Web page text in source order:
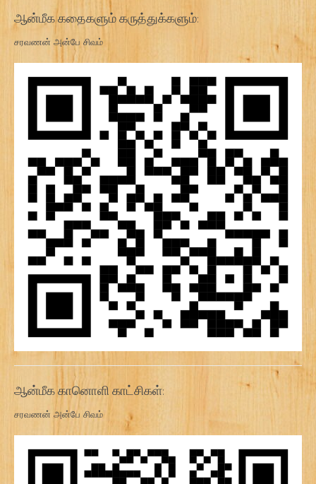
ஆன்மீக கதைகளும் கருத்துக்களும்:
சரவணன் அன்பே சிவம்
ஆன்மீக கானொளி காட்சிகள்:
சரவணன் அன்பே சிவம்